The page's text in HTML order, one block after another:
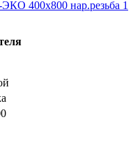
400х800 нар.резьба 1